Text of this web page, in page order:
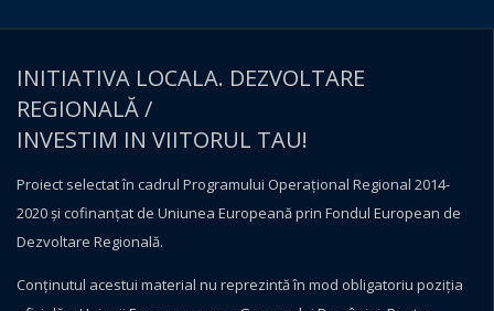
INITIATIVA LOCALA. DEZVOLTARE
REGIONALĂ /
INVESTIM IN VIITORUL TAU!
Proiect selectat în cadrul Programului Operațional Regional 2014-
2020 și cofinanțat de Uniunea Europeană prin Fondul European de
Dezvoltare Regională.
Conţinutul acestui material nu reprezintă în mod obligatoriu poziţia